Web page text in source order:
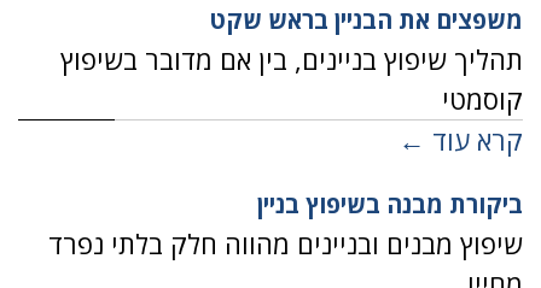
משפצים את הבניין בראש שקט
תהליך שיפוץ בניינים, בין אם מדובר בשיפוץ
קוסמטי
קרא עוד ←
ביקורת מבנה בשיפוץ בניין
שיפוץ מבנים ובניינים מהווה חלק בלתי נפרד